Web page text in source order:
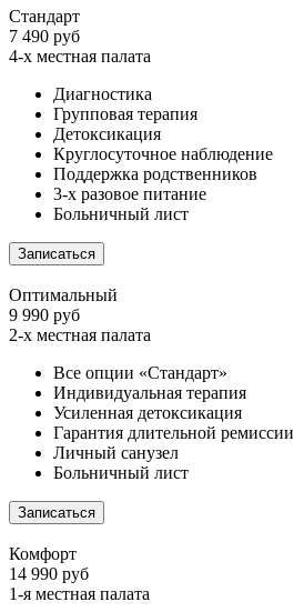
Стандарт
7 490 руб
4-х местная палата
Диагностика
Групповая терапия
Детоксикация
Круглосуточное наблюдение
Поддержка родственников
3-х разовое питание
Больничный лист
Записаться
Оптимальный
9 990 руб
2-х местная палата
Все опции «Стандарт»
Индивидуальная терапия
Усиленная детоксикация
Гарантия длительной ремиссии
Личный санузел
Больничный лист
Записаться
Комфорт
14 990 руб
1-я местная палата